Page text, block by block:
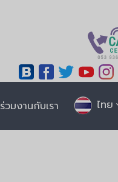
ร่วมงานกับเรา ไทย